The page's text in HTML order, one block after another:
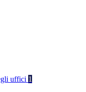
uffici 1